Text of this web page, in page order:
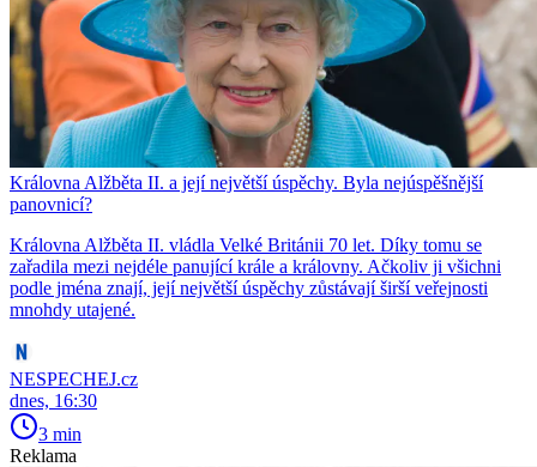
Královna Alžběta II. a její největší úspěchy. Byla nejúspěšnější
panovnicí?
Královna Alžběta II. vládla Velké Británii 70 let. Díky tomu se
zařadila mezi nejdéle panující krále a královny. Ačkoliv ji všichni
podle jména znají, její největší úspěchy zůstávají širší veřejnosti
mnohdy utajené.
NESPECHEJ.cz
dnes, 16:30
3 min
Reklama